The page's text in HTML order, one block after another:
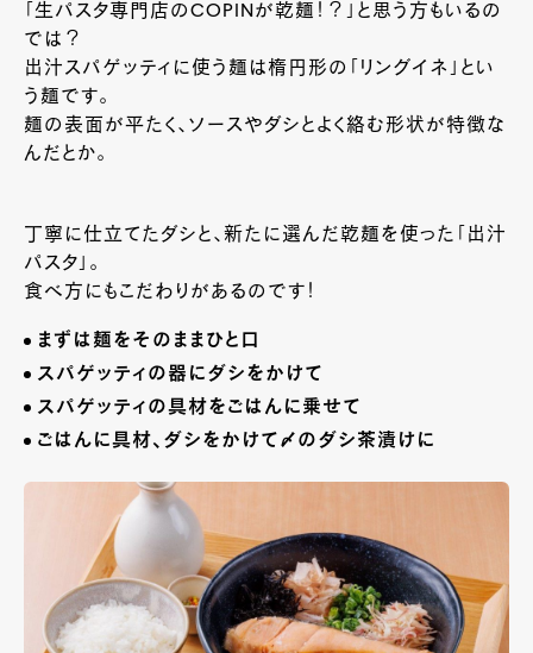
「生パスタ専門店のCOPIN が乾麺！？」と思う方もいるの
では？
出汁スパゲッティに使う麺は楕円形の「リングイネ」とい
う麺です。
麺の表面が平たく、ソースやダシとよく絡む形状が特徴な
んだとか。
丁寧に仕立てたダシと、新たに選んだ乾麺を使った「出汁
パスタ」。
食べ方にもこだわりがあるのです！
まずは麺をそのままひと口
スパゲッティの器にダシをかけて
スパゲッティの具材をごはんに乗せて
ごはんに具材、ダシをかけて〆のダシ茶漬けに